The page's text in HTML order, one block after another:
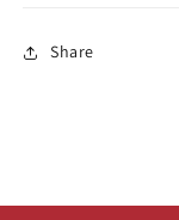
Share